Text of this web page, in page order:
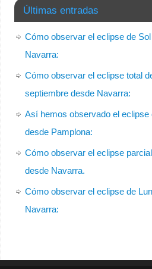
Últimas entradas
Cómo observar el eclipse de
Navarra:
Cómo observar el eclipse total
septiembre desde Navarra:
Así hemos observado el eclipse
desde Pamplona:
Cómo observar el eclipse
desde Navarra.
Cómo observar el eclipse de
Navarra: